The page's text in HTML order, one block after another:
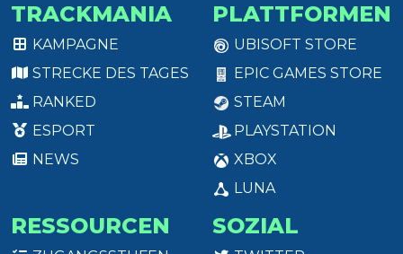
TRACKMANIA
KAMPAGNE
STRECKE DES TAGES
RANKED
ESPORT
NEWS
PLATTFORMEN
UBISOFT STORE
EPIC GAMES STORE
STEAM
PLAYSTATION
XBOX
LUNA
RESSOURCEN SOZIAL